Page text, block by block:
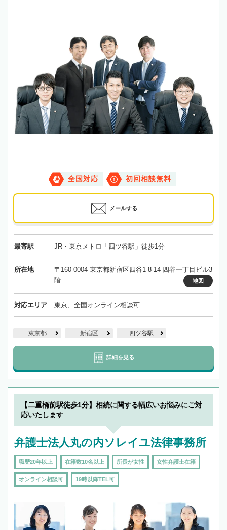
全国対応 初回相談無料
メールする
最寄駅 JR・東京メトロ「四ツ谷駅」徒歩1分
所在地
〒160-0004 東京都新宿区四谷1-8-14 四谷一丁目ビル3
階
地図
対応エリア 東京、全国オンライン相談可
東京都 新宿区 四ツ谷駅
詳細を見る
【二重橋前駅徒歩1分】相続に関する幅広いお悩みにご対
応いたします
弁護士法人丸の内ソレイユ法律事務所
職歴20年以上 在籍数10名以上 所長が女性 女性弁護士在籍
オンライン相談可 19時以降TEL可